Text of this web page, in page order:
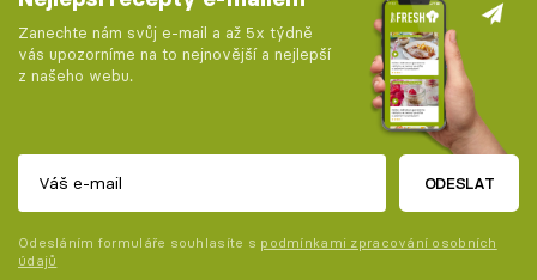
Zanechte nám svůj e-mail a až 5x týdně
vás upozorníme na to nejnovější a nejlepší
z našeho webu.
ODESLAT
Odesláním formuláře souhlasíte s podmínkami zpracování osobních
údajů